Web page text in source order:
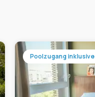
Poolzugang inklusive